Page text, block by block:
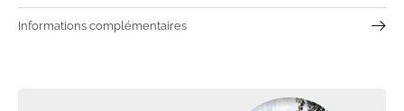
Informations complémentaires